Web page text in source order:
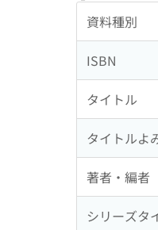
資料種別
ISBN
タイトル
タイトルよ
著者・編者
シリーズタ